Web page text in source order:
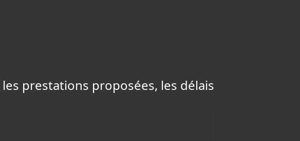
prestations proposées, les délais